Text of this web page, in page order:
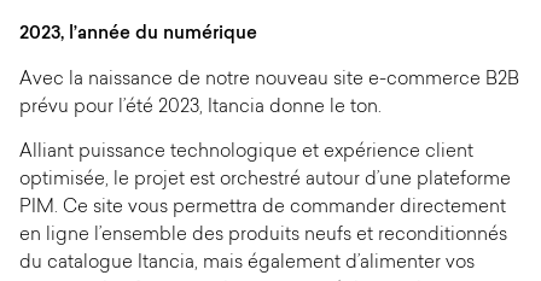
2023, l’année du numérique
Avec la naissance de notre nouveau site e-commerce B2B
prévu pour l’été 2023, Itancia donne le ton.
Alliant puissance technologique et expérience client
optimisée, le projet est orchestré autour d’une plateforme
PIM. Ce site vous permettra de commander directement
en ligne l’ensemble des produits neufs et reconditionnés
du catalogue Itancia, mais également d’alimenter vos